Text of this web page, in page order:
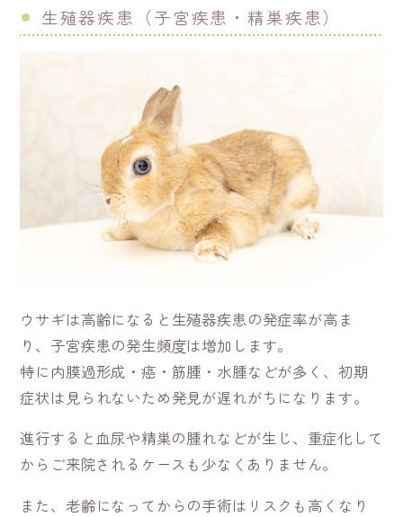
生殖器疾患（子宮疾患・精巣疾患）
ウサギは高齢になると生殖器疾患の発症率が高ま
り、子宮疾患の発生頻度は増加します。
特に内膜過形成・癌・筋腫・水腫などが多く、初期
症状は見られないため発見が遅れがちになります。
進行すると血尿や精巣の腫れなどが生じ、重症化して
からご来院されるケースも少なくありません。
また、老齢になってからの手術はリスクも高くなり